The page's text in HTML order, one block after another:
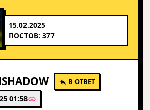
15.02.2025
ПОСТОВ: 377
В ОТВЕТ
01:58